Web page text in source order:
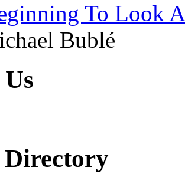
To Look
Bublé